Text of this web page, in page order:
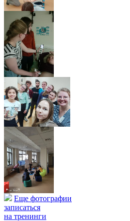
Еще фотографии
записаться
на тренинги